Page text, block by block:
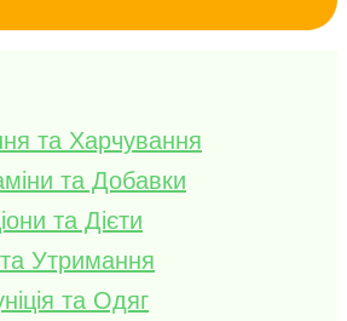
та Харчування
та Добавки
та Дієти
Утримання
та Одяг